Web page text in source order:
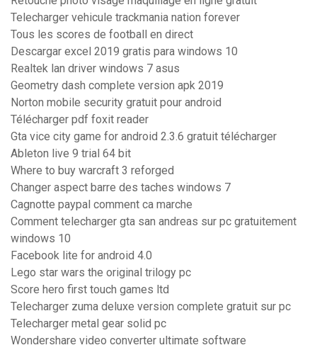
Telecharger vehicule trackmania nation forever
Tous les scores de football en direct
Descargar excel 2019 gratis para windows 10
Realtek lan driver windows 7 asus
Geometry dash complete version apk 2019
Norton mobile security gratuit pour android
Télécharger pdf foxit reader
Gta vice city game for android 2.3.6 gratuit télécharger
Ableton live 9 trial 64 bit
Where to buy warcraft 3 reforged
Changer aspect barre des taches windows 7
Cagnotte paypal comment ca marche
Comment telecharger gta san andreas sur pc gratuitement
windows 10
Facebook lite for android 4.0
Lego star wars the original trilogy pc
Score hero first touch games ltd
Telecharger zuma deluxe version complete gratuit sur pc
Telecharger metal gear solid pc
Wondershare video converter ultimate software